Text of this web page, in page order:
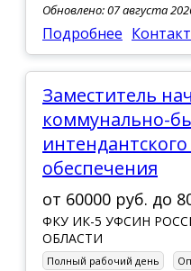
Обновлено: 07 августа
Подробнее
Заместитель начальника отдела
коммунально-
обеспечения
от 60000 руб. до
ФКУ ИК-5 УФСИН
ОБЛАСТИ
Полный рабочий день